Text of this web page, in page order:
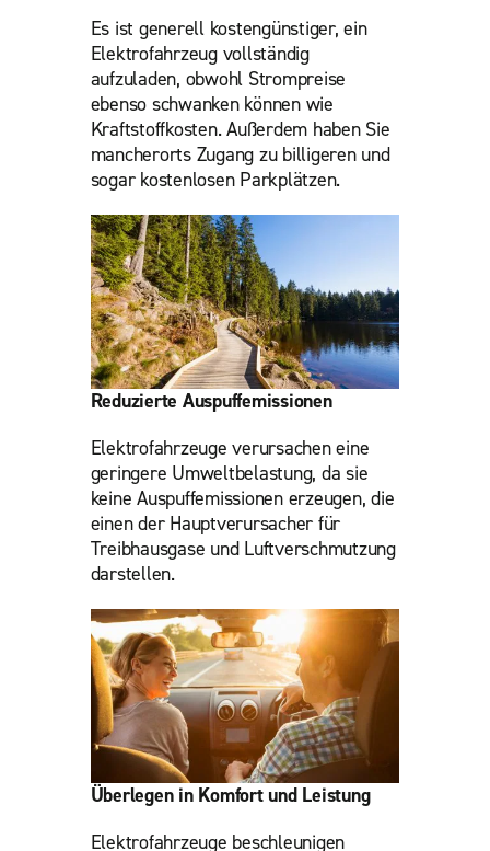
Es ist generell kostengünstiger, ein
Elektrofahrzeug vollständig
aufzuladen, obwohl Strompreise
ebenso schwanken können wie
Kraftstoffkosten. Außerdem haben Sie
mancherorts Zugang zu billigeren und
sogar kostenlosen Parkplätzen.
Reduzierte Auspuffemissionen
Elektrofahrzeuge verursachen eine
geringere Umweltbelastung, da sie
keine Auspuffemissionen erzeugen, die
einen der Hauptverursacher für
Treibhausgase und Luftverschmutzung
darstellen.
Überlegen in Komfort und Leistung
Elektrofahrzeuge beschleunigen